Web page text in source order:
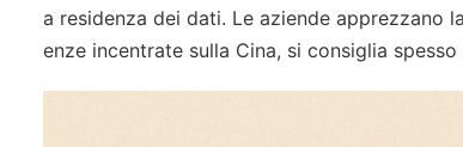
a residenza dei dati. Le aziende apprezzano
enze incentrate sulla Cina, si consiglia